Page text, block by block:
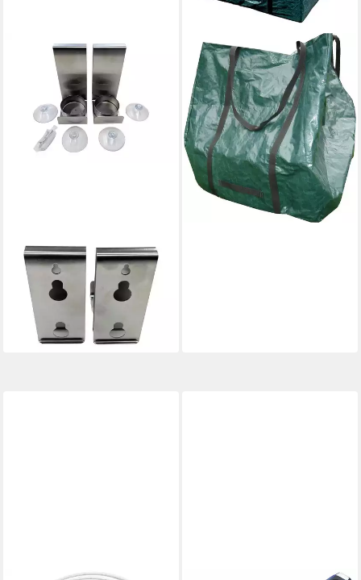
Teelichthalter (2 St),
Teelichthalter Edelstahl 2
Stück Wandhalter inkl.
Saugnäpfe 4,5x10cm
10,95 €
lieferbar - in 3-4 Werktagen bei dir
CON:P
Gartenpflege-Set 1 grüner
Gartenabfallsack 63x63cm -
245 Liter, Fixierband seitlich,
2 Tragegriffe
ab 7,07 €
lieferbar - in 6-7 Werktagen bei dir